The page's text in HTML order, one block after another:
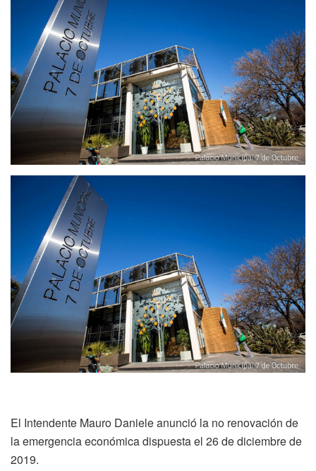
El Intendente Mauro Daniele anunció la no renovación de
la emergencia económica dispuesta el 26 de diciembre de
2019.